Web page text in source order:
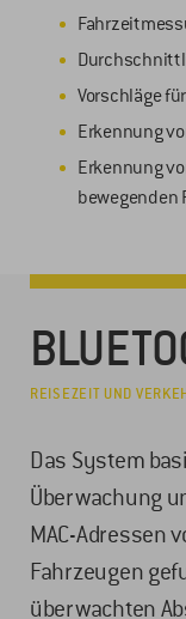
Vorschläge
Erkennung
Erkennung
bewegenden
REISEZEIT UND
Das System
Überwachung
MAC-Adressen
Fahrzeugen
überwachten